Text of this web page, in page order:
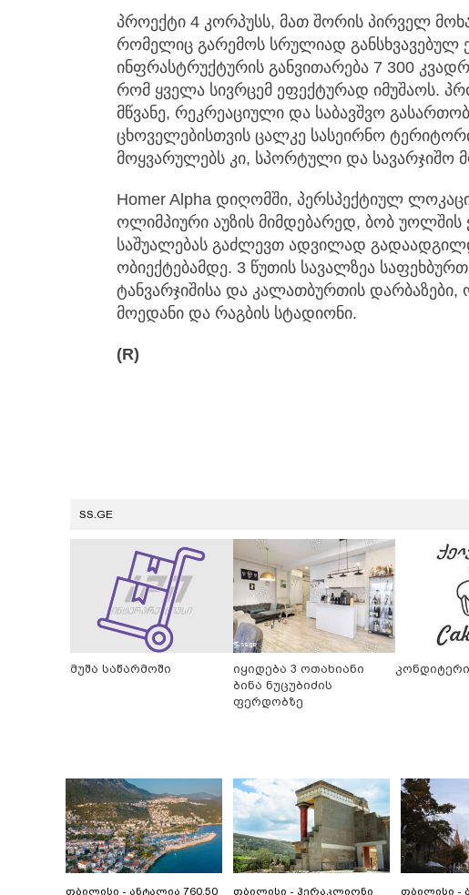
პროექტი 4 კორპუსს, მათ შორის პირველ
რომელიც გარემოს სრულიად განსხვავებულ
ინფრასტრუქტურის განვითარება 7 300
რომ ყველა სივრცემ ეფექტურად იმუშაოს.
მწვანე, რეკრეაციული და საბავშვო
ცხოველებისთვის ცალკე სასეირნო
მოყვარულებს კი, სპორტული და სავარჯიშო
Homer Alpha დიღომში, პერსპექტიულ
ოლიმპიური აუზის მიმდებარედ, ბობ უოლშის
საშუალებას გაძლევთ ადვილად
ობიექტებამდე. 3 წუთის სავალზეა
ტანვარჯიშისა და კალათბურთის დარბაზები,
მოედანი და რაგბის სტადიონი.
(R)
SS.GE
მუშა საწარმოში
იყიდება 3 ოთახიანი
ბინა ნუცუბიძის
ფერდობზე
კონდიტერი
თბილისი - ანტალია 760.50 თბილისი - ჰერაკლიონი თბილისი -